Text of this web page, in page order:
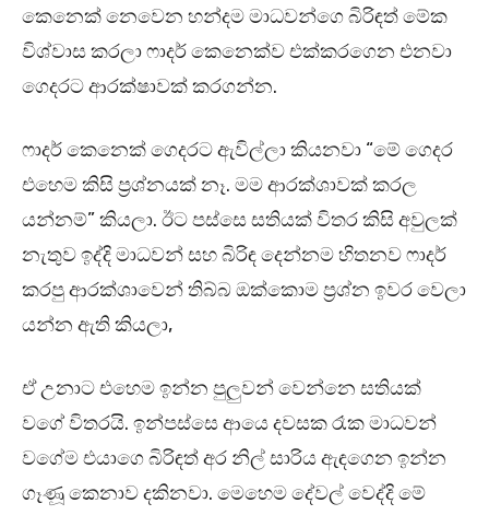
කෙනෙක් නෙවෙන හන්දම මාධවන්ගෙ බිරිඳත් මේක
විශ්වාස කරලා ෆාදර් කෙනෙක්ව එක්කරගෙන එනවා
ගෙදරට ආරක්ෂාවක් කරගන්න.
ෆාදර් කෙනෙක් ගෙදරට ඇවිල්ලා කියනවා “මේ ගෙදර
එහෙම කිසි ප්‍රශ්නයක් නෑ. මම ආරක්ශාවක් කරල
යන්නම්” කියලා. ඊට පස්සෙ සතියක් විතර කිසි අවුලක්
නැතුව ඉද්දි මාධවන් සහ බිරිඳ දෙන්නම හිතනව ෆාදර්
කරපු ආරක්ශාවෙන් තිබ්බ ඔක්කොම ප්‍රශ්න ඉවර වෙලා
යන්න ඇති කියලා,
ඒ උනාට එහෙම ඉන්න පුලුවන් වෙන්නෙ සතියක්
වගේ විතරයි. ඉන්පස්සෙ ආයෙ දවසක රෑක මාධවන්
වගේම එයාගෙ බිරිඳත් අර නිල් සාරිය ඇඳගෙන ඉන්න
ගෑණූ කෙනාව දකිනවා. මෙහෙම දේවල් වෙද්දි මේ